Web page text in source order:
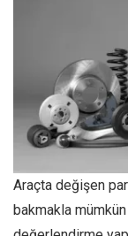
Araçta değişen
bakmakla